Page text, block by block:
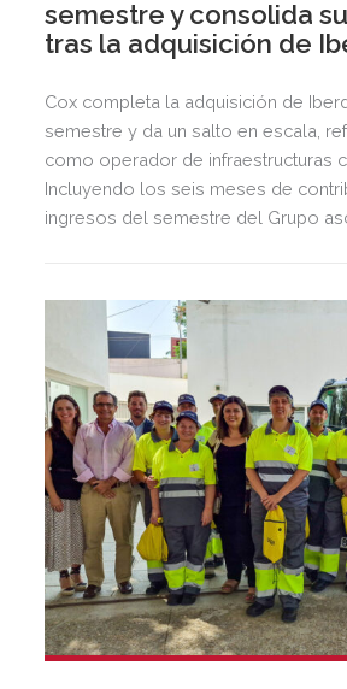
semestre y consolida
tras la adquisición de
Cox completa la adquisición de
semestre y da un salto en escala,
como operador de infraestructuras
Incluyendo los seis meses de
ingresos del semestre del Grupo